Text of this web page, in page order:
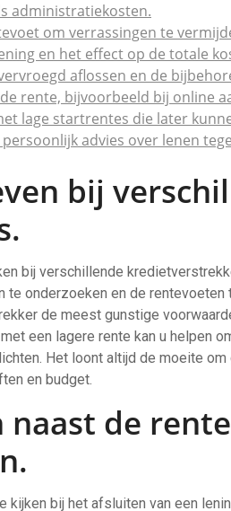
administratiekosten.
om verrassingen te
en het effect op de totale
aflossen en de
rente, bijvoorbeeld bij online
lage startrentes die later
advies over lenen
bij
bij verschillende
onderzoeken en de rentevoeten
de meest gunstige
een lagere rente kan u helpen
Het loont altijd de moeite
en budget.
de
bij het afsluiten van een